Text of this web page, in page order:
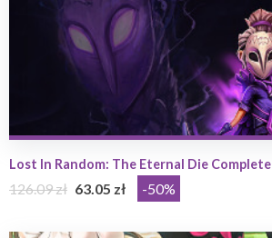
Lost In Random: The Eternal Die Complete
126.09 zł 63.05 zł -50%